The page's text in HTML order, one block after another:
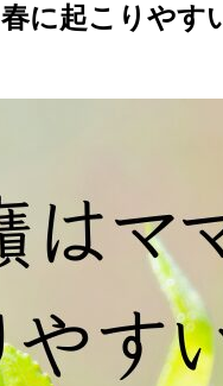
に起こりやす